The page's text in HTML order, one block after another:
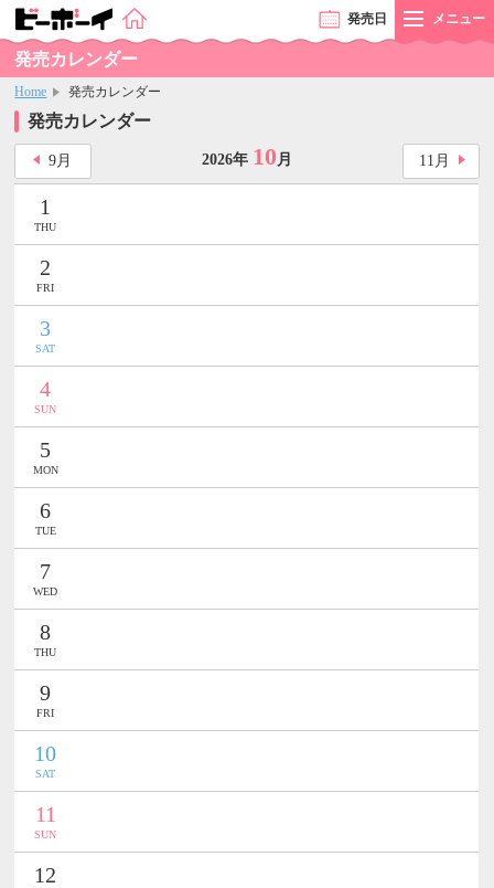
発売日 メニュー
発売カレンダー
Home 発売カレンダー
発売カレンダー
9月 11 月
2026年 10 月
1
THU
2
FRI
3
SAT
4
SUN
5
MON
6
TUE
7
WED
8
THU
9
FRI
10
SAT
11
SUN
12